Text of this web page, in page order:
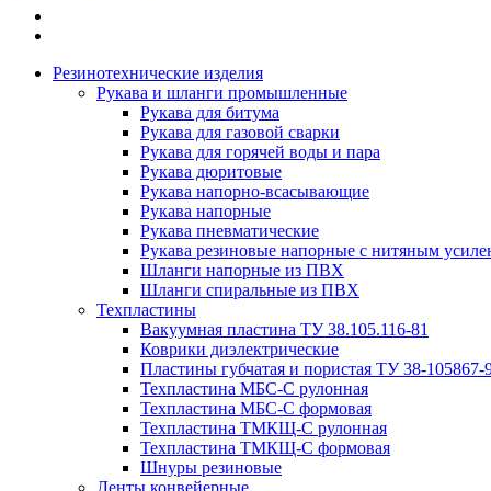
Резинотехнические изделия
Рукава и шланги промышленные
Рукава для битума
Рукава для газовой сварки
Рукава для горячей воды и пара
Рукава дюритовые
Рукава напорно-всасывающие
Рукава напорные
Рукава пневматические
Рукава резиновые напорные с нитяным
Шланги напорные из ПВХ
Шланги спиральные из ПВХ
Техпластины
Вакуумная пластина ТУ 38.105.116-81
Коврики диэлектрические
Пластины губчатая и пористая ТУ 38-105867-
Техпластина МБС-С рулонная
Техпластина МБС-С формовая
Техпластина ТМКЩ-С рулонная
Техпластина ТМКЩ-С формовая
Шнуры резиновые
Ленты конвейерные